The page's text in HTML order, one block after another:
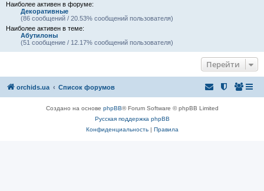
Наиболее активен в форуме:
Декоративные
(86 сообщений / 20.53% сообщений пользователя)
Наиболее активен в теме:
Абутилоны
(51 сообщение / 12.17% сообщений пользователя)
Перейти
orchids.ua Список форумов
Создано на основе phpBB® Forum Software © phpBB Limited
Русская поддержка phpBB
Конфиденциальность| Правила